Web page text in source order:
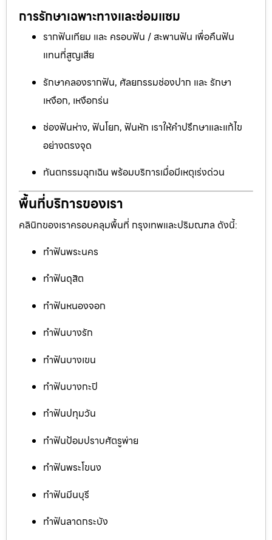
การรักษาเฉพาะทางและซ่อมแซม
รากฟันเทียม และ ครอบฟัน / สะพานฟัน เพื่อคืนฟัน
แทนที่สูญเสีย
รักษาคลองรากฟัน, ศัลยกรรมช่องปาก และ รักษา
เหงือก, เหงือกร่น
ช่องฟันห่าง, ฟันโยก, ฟันหัก เราให้คำปรึกษาและแก้ไข
อย่างตรงจุด
ทันตกรรมฉุกเฉิน พร้อมบริการเมื่อมีเหตุเร่งด่วน
พื้นที่บริการของเรา
คลินิกของเราครอบคลุมพื้นที่ กรุงเทพและปริมณฑล ดังนี้:
ทำฟันพระนคร
ทำฟันดุสิต
ทำฟันหนองจอก
ทำฟันบางรัก
ทำฟันบางเขน
ทำฟันบางกะปิ
ทำฟันปทุมวัน
ทำฟันป้อมปราบศัตรูพ่าย
ทำฟันพระโขนง
ทำฟันมีนบุรี
ทำฟันลาดกระบัง